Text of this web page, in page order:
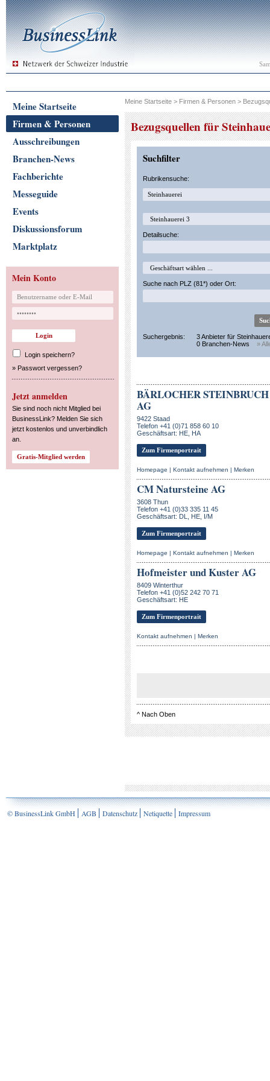
Meine Startseite
Firmen & Personen
Ausschreibungen
Branchen-News
Fachberichte
Messeguide
Events
Diskussionsforum
Marktplatz
Mein Konto
Login speichern?
» Passwort vergessen?
Jetzt anmelden
Sie sind noch nicht Mitglied bei
BusinessLink? Melden Sie sich
jetzt kostenlos und unverbindlich
an.
Meine Startseite > Firmen & Personen >
Bezugsquellen für
Suchfilter
Rubrikensuche:
Detailsuche:
Suche nach PLZ (81*) oder Ort:
Suchergebnis:
3 Anbieter für
0 Branchen-News
»
BÄRLOCHER
AG
9422 Staad
Telefon +41 (0)71 858 60 10
Geschäftsart: HE, HA
Zum Firmenportrait
Homepage | Kontakt aufnehmen | Merken
CM Natursteine AG
3608 Thun
Telefon +41 (0)33 335 11 45
Geschäftsart: DL, HE, I/M
Zum Firmenportrait
Homepage | Kontakt aufnehmen | Merken
Hofmeister und Kuster AG
8409 Winterthur
Telefon +41 (0)52 242 70 71
Geschäftsart: HE
Zum Firmenportrait
Kontakt aufnehmen | Merken
^ Nach Oben
© BusinessLink GmbH AGB Datenschutz Netiquette Impressum